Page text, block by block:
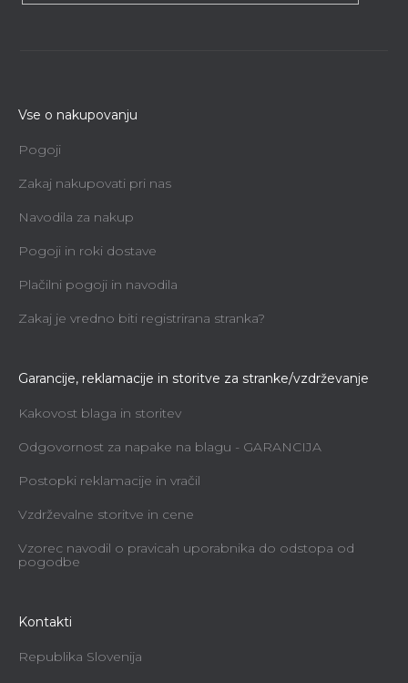
Vse o nakupovanju
Pogoji
Zakaj nakupovati pri nas
Navodila za nakup
Pogoji in roki dostave
Plačilni pogoji in navodila
Zakaj je vredno biti registrirana stranka?
Garancije, reklamacije in storitve za stranke/vzdrževanje
Kakovost blaga in storitev
Odgovornost za napake na blagu - GARANCIJA
Postopki reklamacije in vračil
Vzdrževalne storitve in cene
Vzorec navodil o pravicah uporabnika do odstopa od
pogodbe
Kontakti
Republika Slovenija